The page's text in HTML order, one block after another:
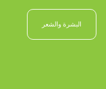
البشرة والشعر